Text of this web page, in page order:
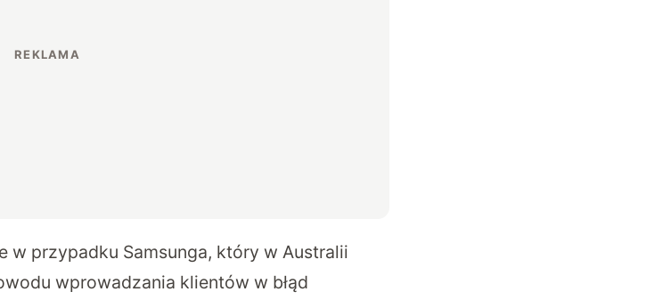
w przypadku Samsunga, który w Australii
wprowadzania klientów w błąd